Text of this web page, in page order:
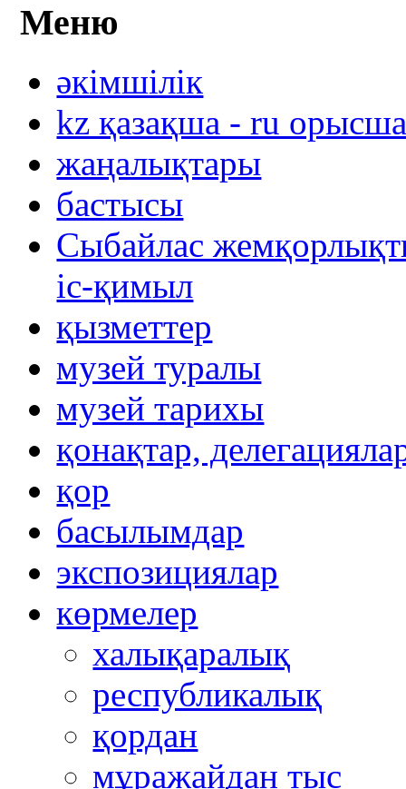
Меню
әкімшілік
kz қазақша - ru
жаңалықтары
бастысы
Сыбайлас
іс-қимыл
қызметтер
музей туралы
музей тарихы
қонақтар,
қор
басылымдар
экспозициялар
көрмелер
халықаралық
республикалық
қордан
мұражайдан тыс